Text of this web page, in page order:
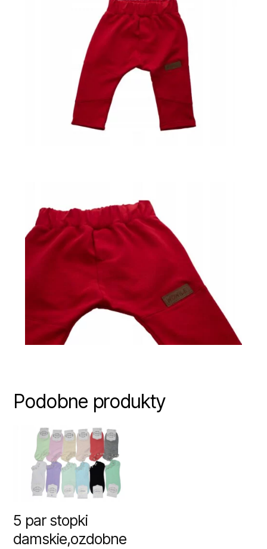
Podobne produkty
5 par stopki
damskie,ozdobne